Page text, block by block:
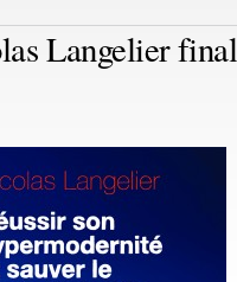
Langelier